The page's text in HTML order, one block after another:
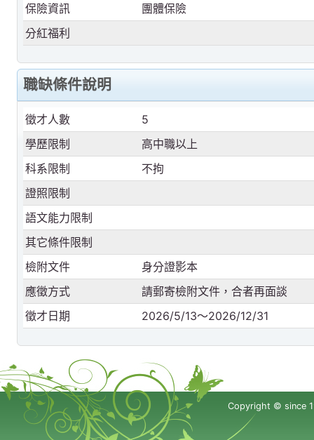
保險資訊
團體保險
分紅福利
職缺條件說明
徵才人數
5
學歷限制
高中職以上
科系限制
不拘
證照限制
語文能力限制
其它條件限制
檢附文件
身分證影本
應徵方式
請郵寄檢附文件，合者再面談
徵才日期
2026/5/13～2026/12/31
Copyright © since